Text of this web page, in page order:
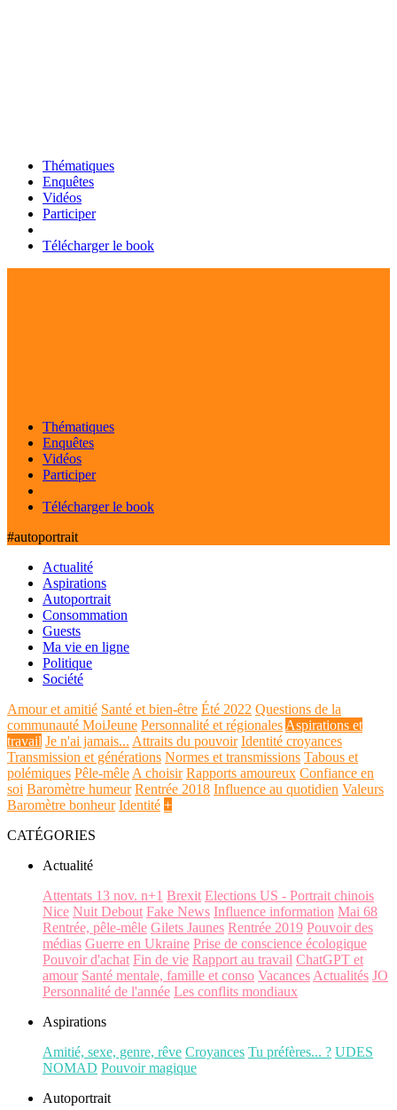
Thématiques
Enquêtes
Vidéos
Participer
Télécharger le book
Thématiques
Enquêtes
Vidéos
Participer
Télécharger le book
#autoportrait
Actualité
Aspirations
Autoportrait
Consommation
Guests
Ma vie en ligne
Politique
Société
Amour et amitié Santé et bien-être Été 2022 Questions de la
communauté MoiJeune Personnalité et régionales Aspirations et
travail Je n'ai jamais... Attraits du pouvoir Identité croyances
Transmission et générations Normes et transmissions Tabous et
polémiques Pêle-mêle A choisir Rapports amoureux Confiance en
soi Baromètre humeur Rentrée 2018 Influence au quotidien Valeurs
Baromètre bonheur Identité +
CATÉGORIES
Actualité
Attentats 13 nov. n+1 Brexit Elections US - Portrait chinois
Nice Nuit Debout Fake News Influence information Mai 68
Rentrée, pêle-mêle Gilets Jaunes Rentrée 2019 Pouvoir des
médias Guerre en Ukraine Prise de conscience écologique
Pouvoir d'achat Fin de vie Rapport au travail ChatGPT et
amour Santé mentale, famille et conso Vacances Actualités JO
Personnalité de l'année Les conflits mondiaux
Aspirations
Amitié, sexe, genre, rêve Croyances Tu préfères... ? UDES
NOMAD Pouvoir magique
Autoportrait